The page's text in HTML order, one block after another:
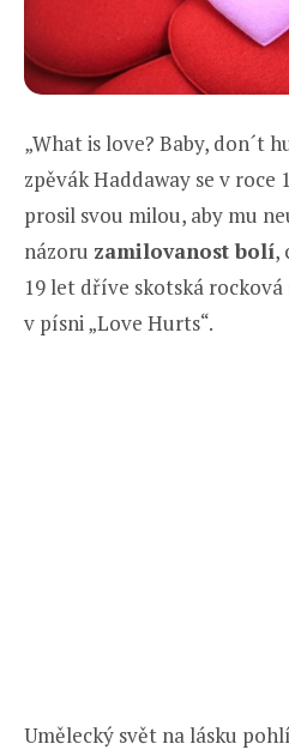
„What is love? Baby, don´t
zpěvák Haddaway se v roce
prosil svou milou, aby mu
názoru zamilovanost bolí,
19 let dříve skotská
v písni „Love Hurts“.
Umělecký svět na lásku